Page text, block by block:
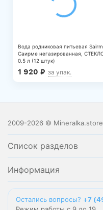
Вода родниковая питьевая
Саирме негазированная,
0.5 л (12 штук)
1 920 ₽ за упак.
2009-2026 ©
Список разделов
Информация
Остались вопросы? +7